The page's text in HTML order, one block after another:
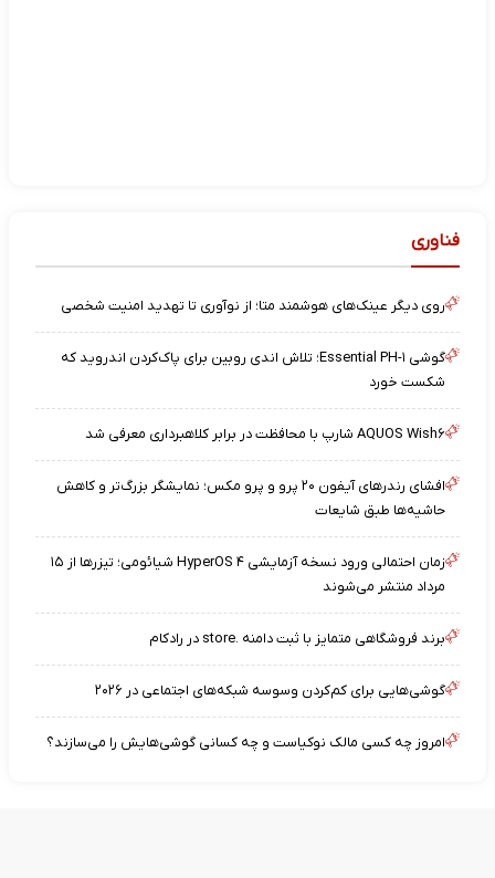
فناوری
روی دیگر عینک‌های هوشمند متا؛ از نوآوری تا تهدید امنیت شخصی
گوشی Essential PH-۱؛ تلاش اندی روبین برای پاک‌کردن اندروید که
شکست خورد
AQUOS Wish۶ شارپ با محافظت در برابر کلاهبرداری معرفی شد
افشای رندرهای آیفون ۲۰ پرو و پرو مکس؛ نمایشگر بزرگ‌تر و کاهش
حاشیه‌ها طبق شایعات
زمان احتمالی ورود نسخه آزمایشی HyperOS ۴ شیائومی؛ تیزرها از ۱۵
مرداد منتشر می‌شوند
برند فروشگاهی متمایز با ثبت دامنه .store در رادکام
گوشی‌هایی برای کم‌کردن وسوسه شبکه‌های اجتماعی در ۲۰۲۶
امروز چه کسی مالک نوکیاست و چه کسانی گوشی‌هایش را می‌سازند؟